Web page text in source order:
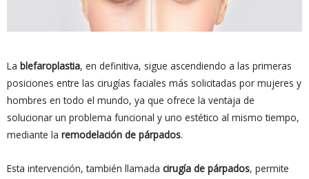
La blefaroplastia, en definitiva, sigue ascendiendo a las primeras
posiciones entre las cirugías faciales más solicitadas por mujeres y
hombres en todo el mundo, ya que ofrece la ventaja de
solucionar un problema funcional y uno estético al mismo tiempo,
mediante la remodelación de párpados.
Esta intervención, también llamada cirugía de párpados, permite